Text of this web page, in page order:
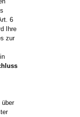
6
Ihre
zur
über